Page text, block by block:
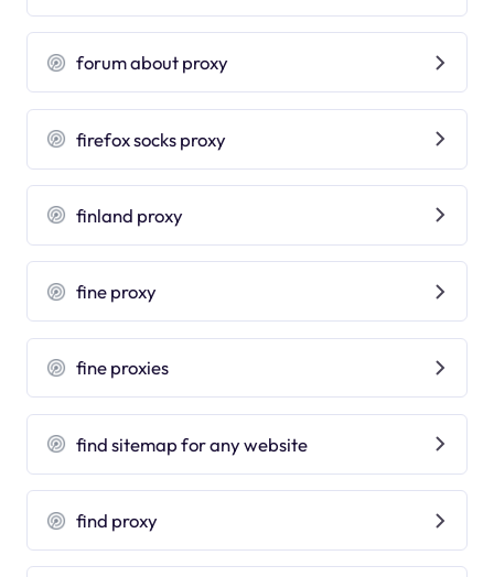
forum about proxy
firefox socks proxy
finland proxy
fine proxy
fine proxies
find sitemap for any website
find proxy